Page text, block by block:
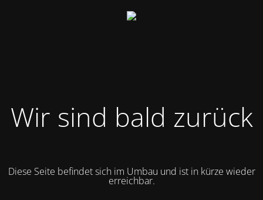
Wir sind bald zurück
Diese Seite befindet sich im Umbau und ist in kürze wieder
erreichbar.